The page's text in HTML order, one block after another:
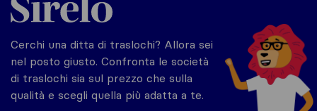
Cerchi una ditta di traslochi? Allora sei
nel posto giusto. Confronta le società
di traslochi sia sul prezzo che sulla
qualità e scegli quella più adatta a te.